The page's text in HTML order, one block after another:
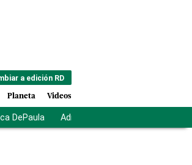
a edición RD
Planeta Videos
DePaula Adriano Espaillat